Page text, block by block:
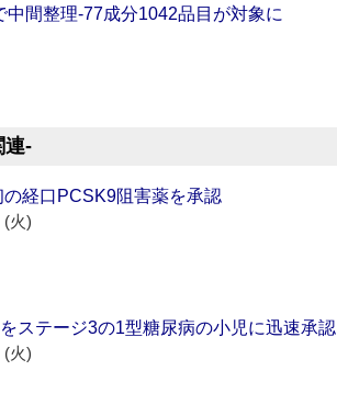
中間整理‐77成分1042品目が対象に
‐
経口PCSK9阻害薬を承認
(火)
ステージ3の1型糖尿病の小児に迅速承認
(火)